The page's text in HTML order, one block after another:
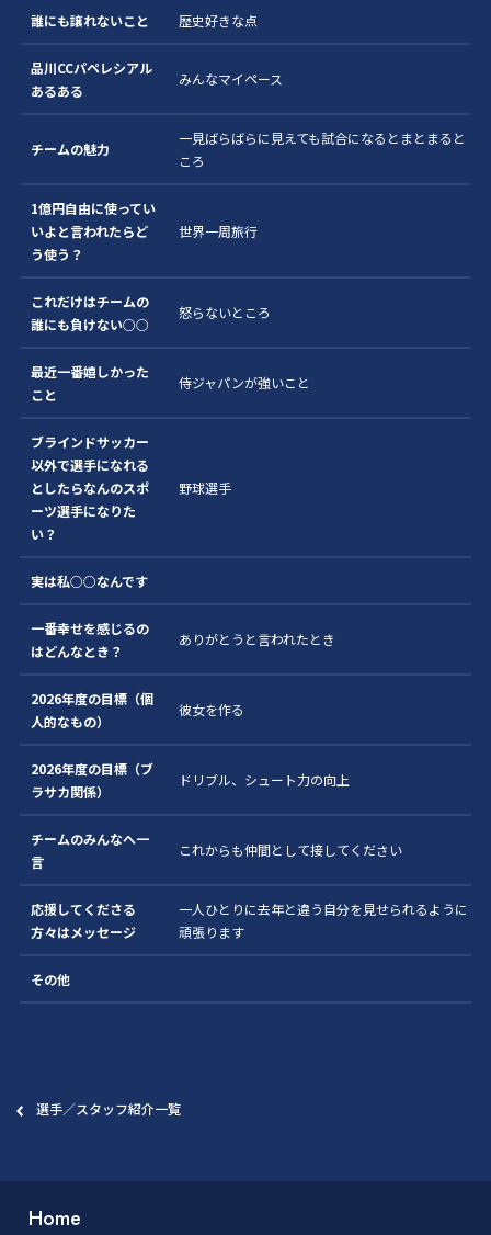
誰にも譲れないこと 歴史好きな点
品川CCパペレシアル
あるある
みんなマイペース
チームの魅力
一見ばらばらに見えても試合になるとまとまると
ころ
1億円自由に使ってい
いよと言われたらど
う使う？
世界一周旅行
これだけはチームの
誰にも負けない○○
怒らないところ
最近一番嬉しかった
こと
侍ジャパンが強いこと
ブラインドサッカー
以外で選手になれる
としたらなんのスポ
ーツ選手になりた
い？
野球選手
実は私○○なんです
一番幸せを感じるの
はどんなとき？
ありがとうと言われたとき
2026年度の目標（個
人的なもの）
彼女を作る
2026年度の目標（ブ
ラサカ関係）
ドリブル、シュート力の向上
チームのみんなへ一
言
これからも仲間として接してください
応援してくださる
方々はメッセージ
一人ひとりに去年と違う自分を見せられるように
頑張ります
その他
選手／スタッフ紹介一覧
Home